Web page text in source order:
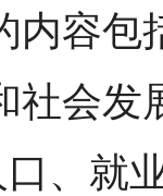
内容包
社会发
、就